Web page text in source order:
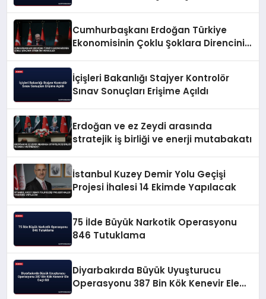
Cumhurbaşkanı Erdoğan Türkiye
Ekonomisinin Çoklu Şoklara Direncini
İçişleri Bakanlığı Stajyer Kontrolör
Sınav Sonuçları Erişime Açıldı
Erdoğan ve ez Zeydi arasında
stratejik iş birliği ve enerji mutabakatı
İstanbul Kuzey Demir Yolu Geçişi
Projesi İhalesi 14 Ekimde Yapılacak
75 İlde Büyük Narkotik Operasyonu
846 Tutuklama
Diyarbakırda Büyük Uyuşturucu
Operasyonu 387 Bin Kök Kenevir Ele